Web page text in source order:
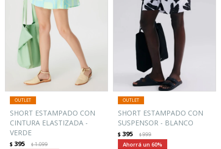
SHORT ESTAMPADO CON
CINTURA ELASTIZADA -
VERDE
$ 395 $1.099
SHORT ESTAMPADO CON
SUSPENSOR - BLANCO
$ 395 $999
60